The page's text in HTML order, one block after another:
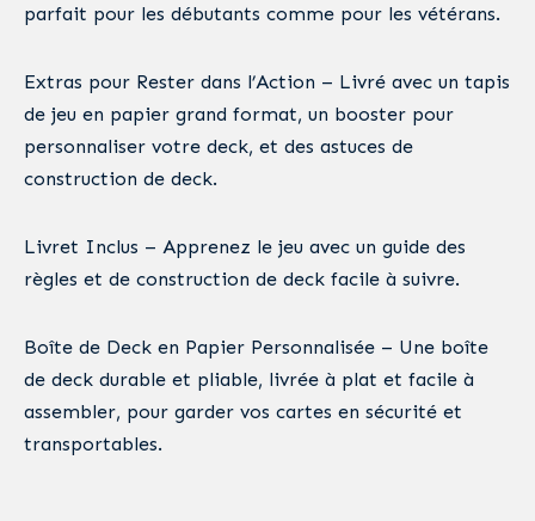
parfait pour les débutants comme pour les vétérans.
Extras pour Rester dans l’Action – Livré avec un tapis
de jeu en papier grand format, un booster pour
personnaliser votre deck, et des astuces de
construction de deck.
Livret Inclus – Apprenez le jeu avec un guide des
règles et de construction de deck facile à suivre.
Boîte de Deck en Papier Personnalisée – Une boîte
de deck durable et pliable, livrée à plat et facile à
assembler, pour garder vos cartes en sécurité et
transportables.